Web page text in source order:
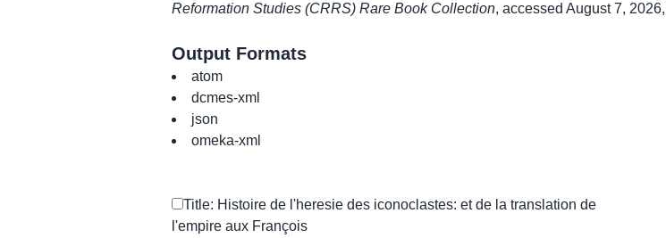
Reformation Studies (CRRS) Rare Book Collection, accessed August 7, 2026,
Output Formats
atom
dcmes-xml
json
omeka-xml
Title: Histoire de l'heresie des iconoclastes: et de la translation de
l'empire aux François